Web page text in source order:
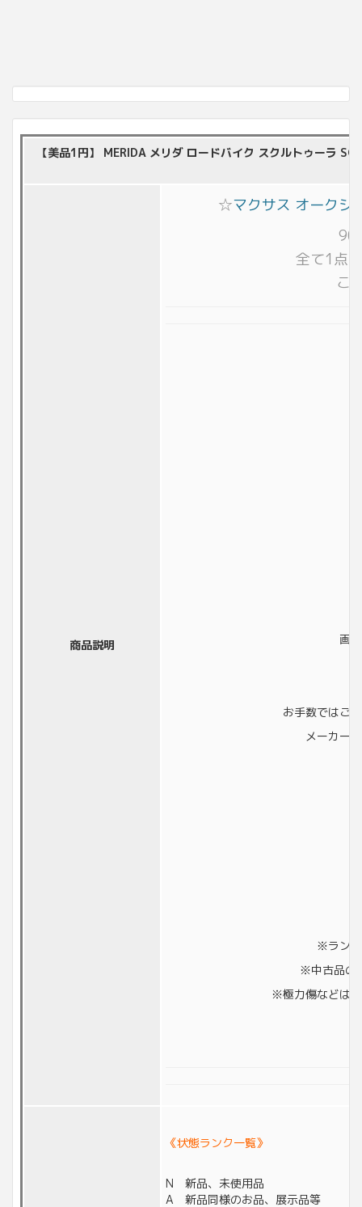
【美品1円】 MERIDA メリダ ロードバイク スクルトゥーラ
商品説明
☆マクサス オークシ
全て1点
こ
画
お手数ではご
メーカー
※ランク
※中古品の
※極力傷などは
《状態ランク一覧》
N 新品、未使用品
A 新品同様のお品、展示品等